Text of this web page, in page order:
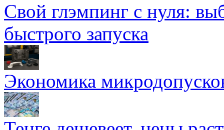
Свой глэмпинг с нуля:
быстрого запуска
Экономика